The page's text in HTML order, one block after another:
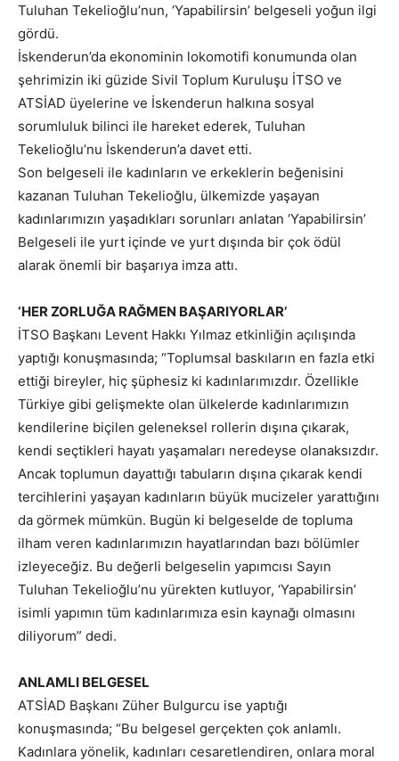
Tuluhan Tekelioğlu’nun, ‘Yapabilirsin’ belgeseli yoğun ilgi
gördü.
İskenderun’da ekonominin lokomotifi konumunda olan
şehrimizin iki güzide Sivil Toplum Kuruluşu İTSO ve
ATSİAD üyelerine ve İskenderun halkına sosyal
sorumluluk bilinci ile hareket ederek, Tuluhan
Tekelioğlu’nu İskenderun’a davet etti.
Son belgeseli ile kadınların ve erkeklerin beğenisini
kazanan Tuluhan Tekelioğlu, ülkemizde yaşayan
kadınlarımızın yaşadıkları sorunları anlatan ‘Yapabilirsin’
Belgeseli ile yurt içinde ve yurt dışında bir çok ödül
alarak önemli bir başarıya imza attı.
‘HER ZORLUĞA RAĞMEN BAŞARIYORLAR’
İTSO Başkanı Levent Hakkı Yılmaz etkinliğin açılışında
yaptığı konuşmasında; “Toplumsal baskıların en fazla etki
ettiği bireyler, hiç şüphesiz ki kadınlarımızdır. Özellikle
Türkiye gibi gelişmekte olan ülkelerde kadınlarımızın
kendilerine biçilen geleneksel rollerin dışına çıkarak,
kendi seçtikleri hayatı yaşamaları neredeyse olanaksızdır.
Ancak toplumun dayattığı tabuların dışına çıkarak kendi
tercihlerini yaşayan kadınların büyük mucizeler yarattığını
da görmek mümkün. Bugün ki belgeselde de topluma
ilham veren kadınlarımızın hayatlarından bazı bölümler
izleyeceğiz. Bu değerli belgeselin yapımcısı Sayın
Tuluhan Tekelioğlu’nu yürekten kutluyor, ‘Yapabilirsin’
isimli yapımın tüm kadınlarımıza esin kaynağı olmasını
diliyorum” dedi.
ANLAMLI BELGESEL
ATSİAD Başkanı Züher Bulgurcu ise yaptığı
konuşmasında; “Bu belgesel gerçekten çok anlamlı.
Kadınlara yönelik, kadınları cesaretlendiren, onlara moral